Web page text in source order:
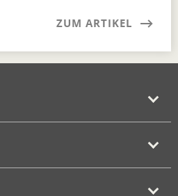
ZUM ARTIKEL